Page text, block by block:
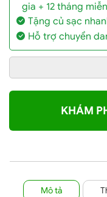
gia + 12 tháng
Tặng củ sạc
Hỗ trợ chuyển
KHÁM
Mô tả